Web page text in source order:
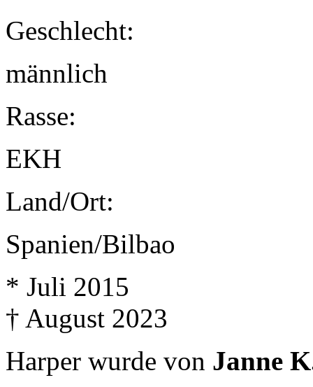
Geschlecht:
männlich
Rasse:
EKH
Land/Ort:
Spanien/Bilbao
* Juli 2015
† August 2023
Harper wurde von Janne